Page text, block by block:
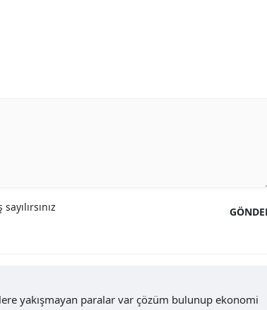
yakışmayan paralar var çözüm bulunup ekonomi